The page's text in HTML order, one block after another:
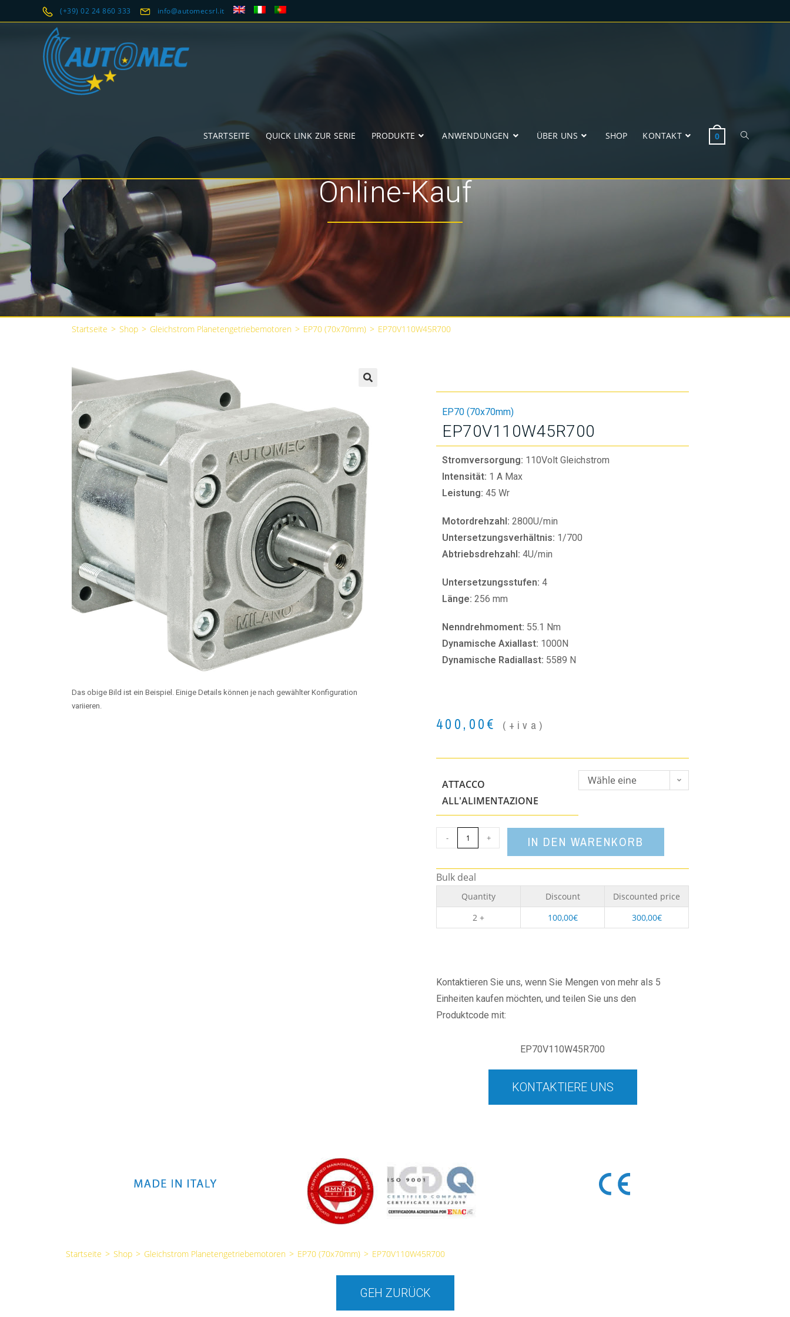
(+39) 02 24 860 333 info@automecsrl.it
STARTSEITE QUICK LINK ZUR SERIE PRODUKTE ANWENDUNGEN ÜBER UNS SHOP KONTAKT 0
Online-Kauf
Startseite > Shop > Gleichstrom Planetengetriebemotoren > EP70 (70x70mm) > EP70V110W45R700
Das obige Bild ist ein Beispiel. Einige Details können je nach gewählter Konfiguration
variieren.
EP70 (70x70mm)
EP70V110W45R700
Stromversorgung: 110Volt Gleichstrom
Intensität: 1 A Max
Leistung: 45 Wr
Motordrehzahl: 2800U/min
Untersetzungsverhältnis: 1/700
Abtriebsdrehzahl: 4U/min
Untersetzungsstufen: 4
Länge: 256 mm
Nenndrehmoment: 55.1 Nm
Dynamische Axiallast: 1000N
Dynamische Radiallast: 5589 N
400,00€ (+iva)
ATTACCO
ALL'ALIMENTAZIONE
Wähle eine
- + IN DEN WARENKORB
Bulk deal
Quantity Discount
Discounted price
2 +
100,00€ 300,00€
Kontaktieren Sie uns, wenn Sie Mengen von mehr als 5
Einheiten kaufen möchten, und teilen Sie uns den
Produktcode mit:
EP70V110W45R700
KONTAKTIERE UNS
Startseite > Shop > Gleichstrom Planetengetriebemotoren > EP70 (70x70mm) > EP70V110W45R700
GEH ZURÜCK